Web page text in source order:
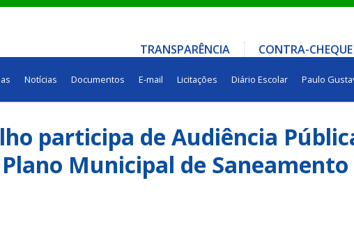
TRANSPARÊNCIA CONTRA-
Notícias Documentos E-mail Licitações Diário Escolar Paulo
participa de Audiência
Municipal de Saneamento